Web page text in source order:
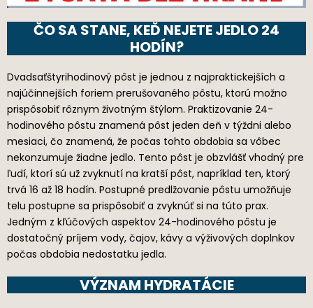
ČO SA STANE, KEĎ NEJETE JEDLO 24
HODÍN?
Dvadsaťštyrihodinový pôst je jednou z najpraktickejších a
najúčinnejších foriem prerušovaného pôstu, ktorú možno
prispôsobiť rôznym životným štýlom. Praktizovanie 24-
hodinového pôstu znamená pôst jeden deň v týždni alebo
mesiaci, čo znamená, že počas tohto obdobia sa vôbec
nekonzumuje žiadne jedlo. Tento pôst je obzvlášť vhodný pre
ľudí, ktorí sú už zvyknutí na kratší pôst, napríklad ten, ktorý
trvá 16 až 18 hodín. Postupné predlžovanie pôstu umožňuje
telu postupne sa prispôsobiť a zvyknúť si na túto prax.
Jedným z kľúčových aspektov 24-hodinového pôstu je
dostatočný príjem vody, čajov, kávy a výživových doplnkov
počas obdobia nedostatku jedla.
VÝZNAM HYDRATÁCIE